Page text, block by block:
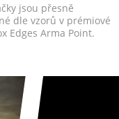
jsou přesně
dle vzorů v prémiové
Edges Arma Point.